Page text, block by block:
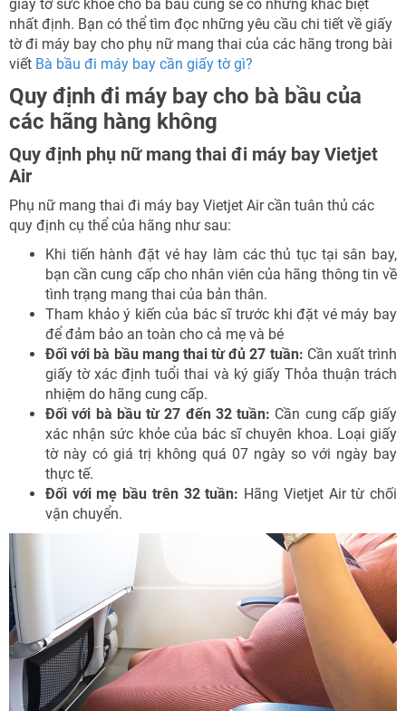
giấy tờ sức khỏe cho bà bầu cũng sẽ có những khác biệt
nhất định. Bạn có thể tìm đọc những yêu cầu chi tiết về giấy
tờ đi máy bay cho phụ nữ mang thai của các hãng trong bài
viết Bà bầu đi máy bay cần giấy tờ gì?
Quy định đi máy bay cho bà bầu của
các hãng hàng không
Quy định phụ nữ mang thai đi máy bay Vietjet
Air
Phụ nữ mang thai đi máy bay Vietjet Air cần tuân thủ các
quy định cụ thể của hãng như sau:
Khi tiến hành đặt vé hay làm các thủ tục tại sân bay,
bạn cần cung cấp cho nhân viên của hãng thông tin về
tình trạng mang thai của bản thân.
Tham khảo ý kiến của bác sĩ trước khi đặt vé máy bay
để đảm bảo an toàn cho cả mẹ và bé
Đối với bà bầu mang thai từ đủ 27 tuần: Cần xuất trình
giấy tờ xác định tuổi thai và ký giấy Thỏa thuận trách
nhiệm do hãng cung cấp.
Đối với bà bầu từ 27 đến 32 tuần: Cần cung cấp giấy
xác nhận sức khỏe của bác sĩ chuyên khoa. Loại giấy
tờ này có giá trị không quá 07 ngày so với ngày bay
thực tế.
Đối với mẹ bầu trên 32 tuần: Hãng Vietjet Air từ chối
vận chuyển.